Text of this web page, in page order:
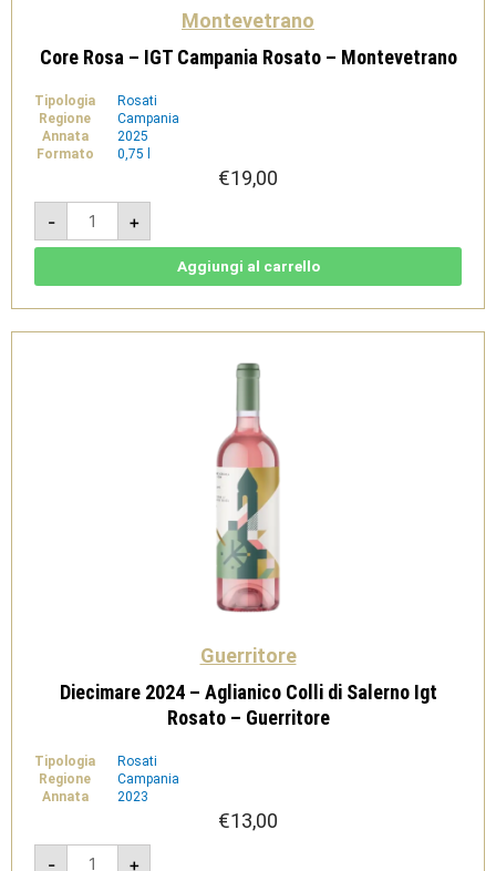
Montevetrano
Core Rosa – IGT Campania Rosato – Montevetrano
Tipologia
Rosati
Regione
Campania
Annata
2025
Formato
0,75 l
€19,00
-
Core
Rosa
-
IGT
Montevetrano
+
Aggiungi al carrello
Guerritore
Diecimare 2024 – Aglianico Colli di Salerno Igt
Rosato – Guerritore
Tipologia
Rosati
Regione
Campania
Annata
2023
€13,00
-
Diecimare
2024
+